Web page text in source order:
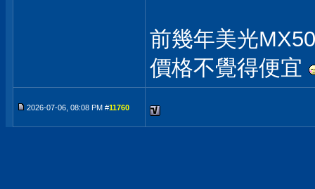
前幾年美光
價格不覺得便宜
2026-07-06, 08:08 PM #11760